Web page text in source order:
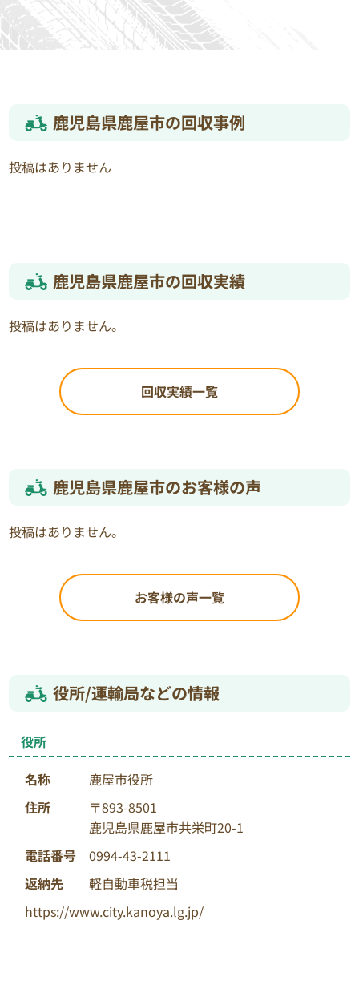
鹿児島県鹿屋市の回収事例
投稿はありません
鹿児島県鹿屋市の回収実績
投稿はありません。
回収実績一覧
鹿児島県鹿屋市のお客様の声
投稿はありません。
お客様の声一覧
役所/運輸局などの情報
役所
名称
鹿屋市役所
住所
〒893-8501
鹿児島県鹿屋市共栄町20-1
電話番号
0994-43-2111
返納先
軽自動車税担当
https://www.city.kanoya.lg.jp/